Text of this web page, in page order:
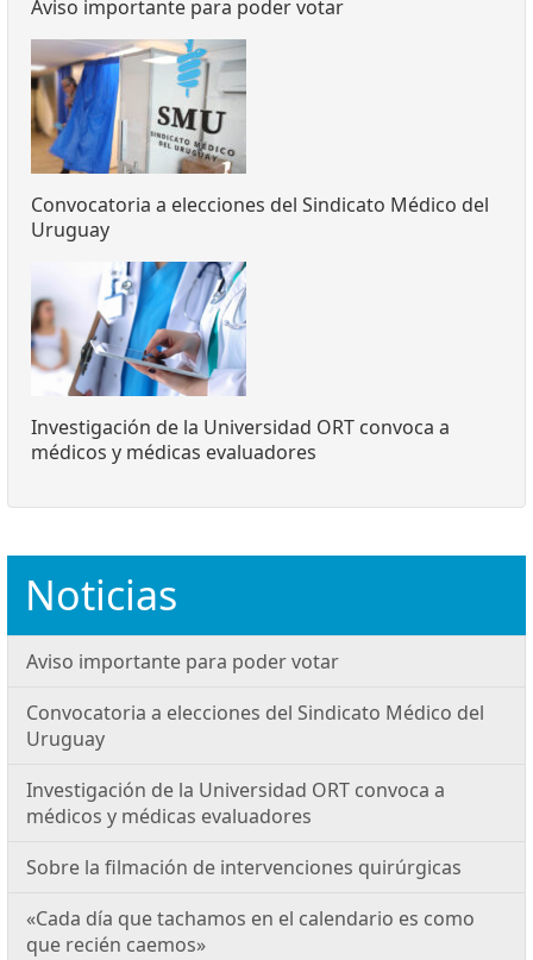
Aviso importante para poder votar
Convocatoria a elecciones del Sindicato Médico del
Uruguay
Investigación de la Universidad ORT convoca a
médicos y médicas evaluadores
Noticias
Aviso importante para poder votar
Convocatoria a elecciones del Sindicato Médico del
Uruguay
Investigación de la Universidad ORT convoca a
médicos y médicas evaluadores
Sobre la filmación de intervenciones quirúrgicas
«Cada día que tachamos en el calendario es como
que recién caemos»